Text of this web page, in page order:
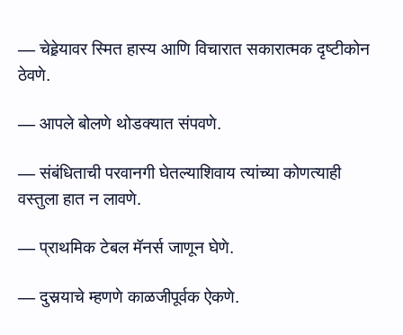
—चेहेर्‍यावर स्मित हास्‍य आणि विचारात सकारात्‍मक दृष्टीकोन
ठेवणे.
—आपले बोलणे थोडक्‍यात संपवणे.
—संबंधिताची परवानगी घेतल्‍याशिवाय त्‍यांच्‍या कोणत्‍याही
वस्‍तुला हात न लावणे.
—प्राथमिक टेबल मॅनर्स जाणून घेणे.
—दुसर्‍याचे म्‍हणणे काळजीपूर्वक ऐकणे.